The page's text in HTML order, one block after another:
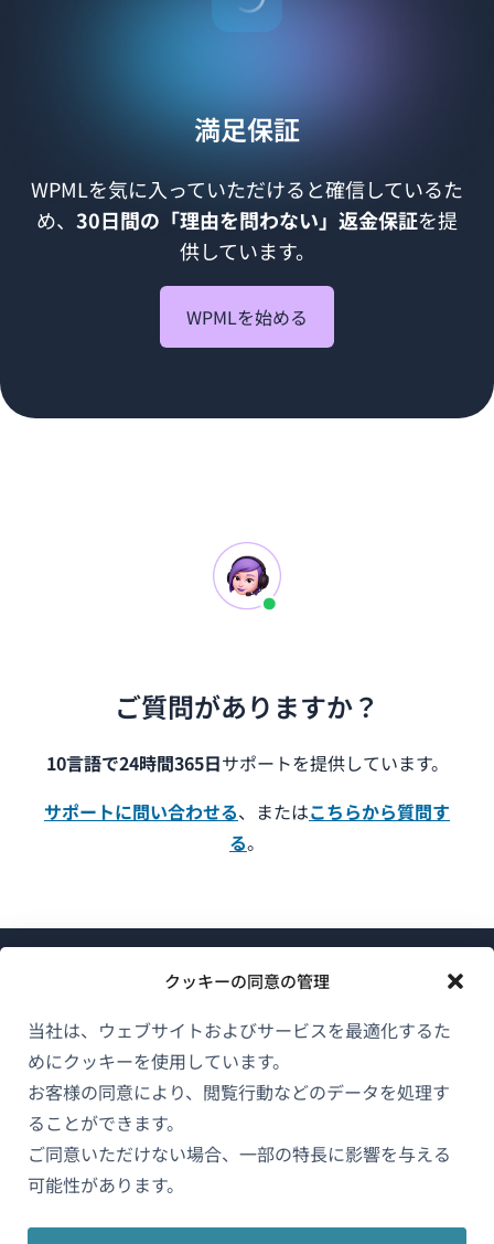
クッキーの同意の管理
当社は、ウェブサイトおよびサービスを最適化するた
めにクッキーを使用しています。
お客様の同意により、閲覧行動などのデータを処理す
ることができます。
ご同意いただけない場合、一部の特長に影響を与える
可能性があります。
満足保証
WPMLを気に入っていただけると確信しているた
め、 30日間の「理由を問わない」返金保証を提
供しています。
WPMLを始める
ご質問がありますか？
10言語で24時間365日サポートを提供しています。
サポートに問い合わせる、またはこちらから質問す
る。
WPMLについて
GDPRおよびプライバシーポリシー
チームに参加（新
し
し
し